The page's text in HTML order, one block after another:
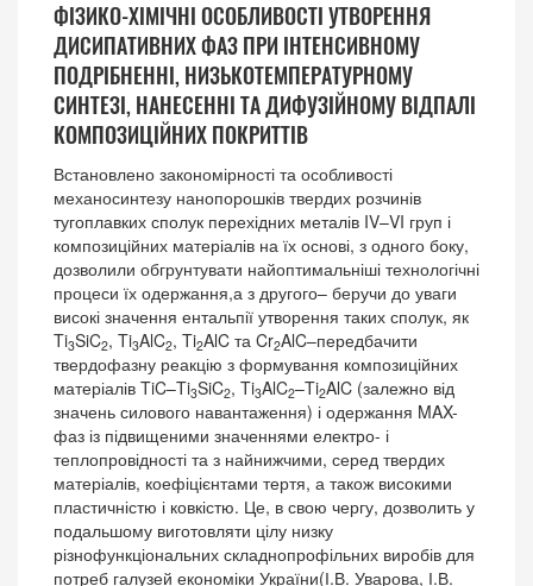
ФІЗИКО-ХІМІЧНІ ОСОБЛИВОСТІ УТВОРЕННЯ
ДИСИПАТИВНИХ ФАЗ ПРИ ІНТЕНСИВНОМУ
ПОДРІБНЕННІ, НИЗЬКОТЕМПЕРАТУРНОМУ
СИНТЕЗІ, НАНЕСЕННІ ТА ДИФУЗІЙНОМУ ВІДПАЛІ
КОМПОЗИЦІЙНИХ ПОКРИТТІВ
Встановлено закономірності та особливості
механосинтезу нанопорошків твердих розчинів
тугоплавких сполук перехідних металів IV–VI груп і
композиційних матеріалів на їх основі, з одного боку,
дозволили обгрунтувати найоптимальніші технологічні
процеси їх одержання,а з другого– беручи до уваги
високі значення ентальпії утворення таких сполук, як
Ti3SiC2, Ti3AlC2, Ti2AlC та Cr2AlC–передбачити
твердофазну реакцію з формування композиційних
матеріалів TiC–Ti3SiC2, Ti3AlC2–Ti2AlC (залежно від
значень силового навантаження) і одержання MAX-
фаз із підвищеними значеннями електро- і
теплопровідності та з найнижчими, серед твердих
матеріалів, коефіцієнтами тертя, а також високими
пластичністю і ковкістю. Це, в свою чергу, дозволить у
подальшому виготовляти цілу низку
різнофункціональних складнопрофільних виробів для
потреб галузей економіки України(І.В. Уварова, І.В.